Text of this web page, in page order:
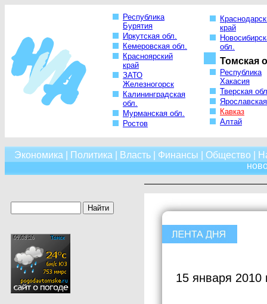
Республика
Бурятия
Иркутская обл.
Кемеровская обл.
Красноярский
край
ЗАТО
Железногорск
Калининградская
обл.
Мурманская обл.
Ростов
край
обл.
Томская
Республика
Хакасия
Тверская
Кавказ
Алтай
Экономика Политика Власть| Финансы Общество
15 января 2010